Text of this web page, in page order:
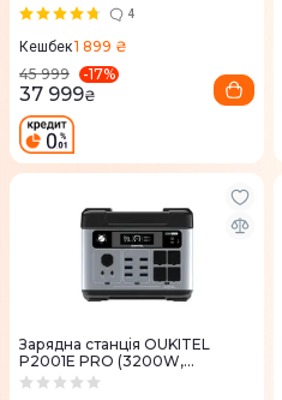
Втгод / LiFePO44
Кешбек1 899 ₴
45 999
-17%
37 999₴
Зарядна станція OUKITEL
P2001E PRO (3200W,
2048Wh)